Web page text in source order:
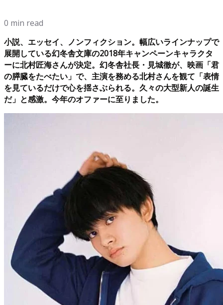
0 min read
小説、エッセイ、ノンフィクション。幅広いラインナップで
展開している幻冬舎文庫の2018年キャンペーンキャラクタ
ーに北村匠海さんが決定。幻冬舎社長・見城徹が、映画「君
の膵臓をたべたい」で、主演を務める北村さんを観て「表情
を見ているだけで心を揺さぶられる。久々の大型新人の誕生
だ」と感激。今年のオファーに至りました。